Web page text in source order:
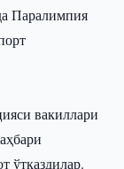
Паралимпия
вакиллари
ўтказдилар.